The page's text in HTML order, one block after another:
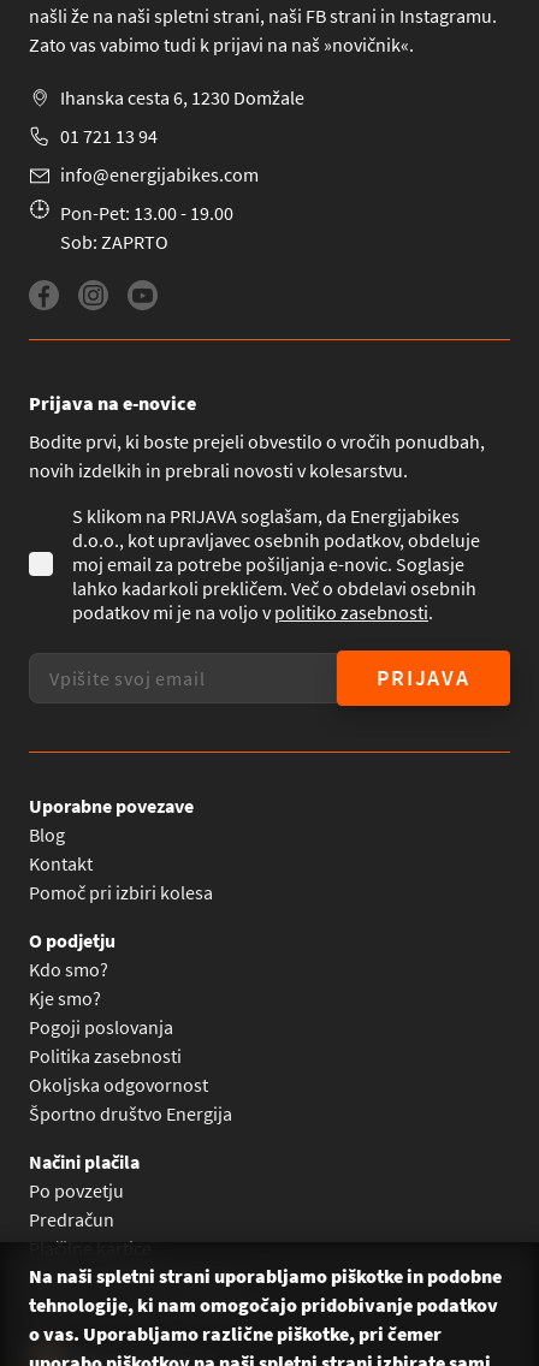
našli že na naši spletni strani, naši FB strani in Instagramu.
Zato vas vabimo tudi k prijavi na naš »novičnik«.
Ihanska cesta 6, 1230 Domžale
01 721 13 94
info@energijabikes.com
Pon-Pet: 13.00 - 19.00
Sob: ZAPRTO
Prijava na e-novice
Bodite prvi, ki boste prejeli obvestilo o vročih ponudbah,
novih izdelkih in prebrali novosti v kolesarstvu.
S klikom na PRIJAVA soglašam, da Energijabikes
d.o.o., kot upravljavec osebnih podatkov, obdeluje
moj email za potrebe pošiljanja e-novic. Soglasje
lahko kadarkoli prekličem. Več o obdelavi osebnih
podatkov mi je na voljo vpolitiko zasebnosti.
PRIJAVA
Uporabne povezave
Blog
Kontakt
Pomoč pri izbiri kolesa
O podjetju
Kdo smo?
Kje smo?
Pogoji poslovanja
Politika zasebnosti
Okoljska odgovornost
Športno društvo Energija
Načini plačila
Po povzetju
Predračun
Plačilne kartice
Plačilo na obroke Leanpay
Plačilo na obroke s karticami
Na naši spletni strani uporabljamo piškotke in podobne
tehnologije, ki nam omogočajo pridobivanje podatkov
o vas. Uporabljamo različne piškotke, pri čemer